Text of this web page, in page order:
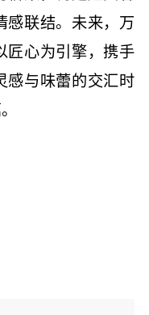
感联结。未来，万
匠心为引擎，携手
感与味蕾的交汇时